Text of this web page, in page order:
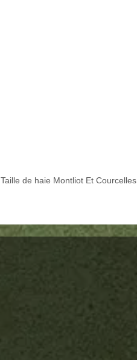
Taille de haie Montliot Et Courcelles